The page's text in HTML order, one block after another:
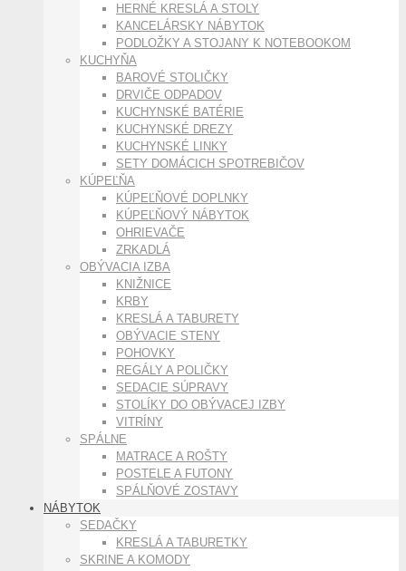
HERNÉ KRESLÁ A STOLY
KANCELÁRSKY NÁBYTOK
PODLOŽKY A STOJANY K NOTEBOOKOM
KUCHYŇA
BAROVÉ STOLIČKY
DRVIČE ODPADOV
KUCHYNSKÉ BATÉRIE
KUCHYNSKÉ DREZY
KUCHYNSKÉ LINKY
SETY DOMÁCICH SPOTREBIČOV
KÚPEĽŇA
KÚPEĽŇOVÉ DOPLNKY
KÚPEĽŇOVÝ NÁBYTOK
OHRIEVAČE
ZRKADLÁ
OBÝVACIA IZBA
KNIŽNICE
KRBY
KRESLÁ A TABURETY
OBÝVACIE STENY
POHOVKY
REGÁLY A POLIČKY
SEDACIE SÚPRAVY
STOLÍKY DO OBÝVACEJ IZBY
VITRÍNY
SPÁLNE
MATRACE A ROŠTY
POSTELE A FUTONY
SPÁLŇOVÉ ZOSTAVY
NÁBYTOK
SEDAČKY
KRESLÁ A TABURETKY
SKRINE A KOMODY